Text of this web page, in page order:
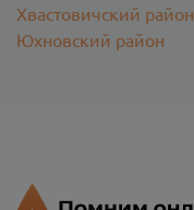
Хвастовичский район
Юхновский район